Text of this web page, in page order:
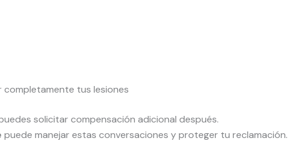
tus lesiones
solicitar compensación adicional después.
puede manejar estas conversaciones y proteger tu reclamación.